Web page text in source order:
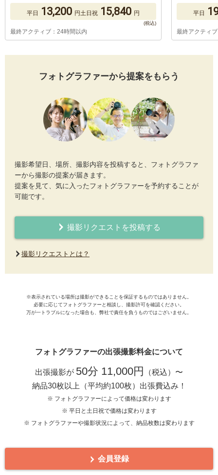
平日 13,200 円土日祝 15,840 円
最終アクティブ：24時間以内
平日
最終アクティ
フォトグラファーから提案をもらう
撮影希望日、場所、撮影内容を投稿すると、フォトグラファ
ーから撮影の提案が届きます。
提案を見て、気に入ったフォトグラファーを予約することが
可能です。
撮影リクエストを投稿する
撮影リクエストとは？
※表示されている場所は撮影ができることを保証するものではありません。
必要に応じてフォトグラファーと相談し、撮影許可を確認ください。
万が一トラブルになった場合も、弊社で責任を負うものではございません。
フォトグラファーの出張撮影料金について
出張撮影が 50分 11,000円
（税込）〜
納品30枚以上（平均約100枚）出張費込み！
※ フォトグラファーによって価格は変わります
※ 平日と土日祝で価格は変わります
※ フォトグラファーや撮影状況によって、納品枚数は変わります
会員登録